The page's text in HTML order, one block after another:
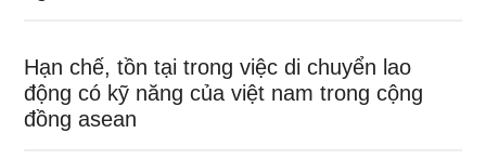
Hạn chế, tồn tại trong việc di chuyển lao
động có kỹ năng của việt nam trong cộng
đồng asean